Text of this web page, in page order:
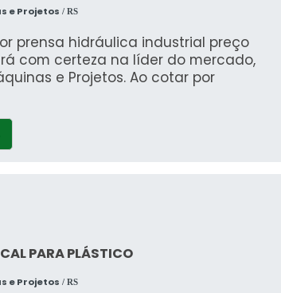
e Projetos / RS
prensa hidráulica industrial preço
com certeza na líder do mercado,
e Projetos. Ao cotar por
PARA PLÁSTICO
e Projetos / RS